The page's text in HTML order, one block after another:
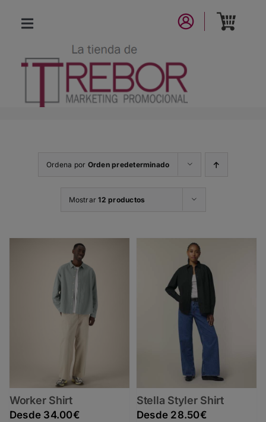
Toggle
Navigation
NUEVA COLECCIÓN
Ordena por Orden predeterminado
Mostrar12 productos
Worker Shirt
34.00€
Stella Styler Shirt
28.50€